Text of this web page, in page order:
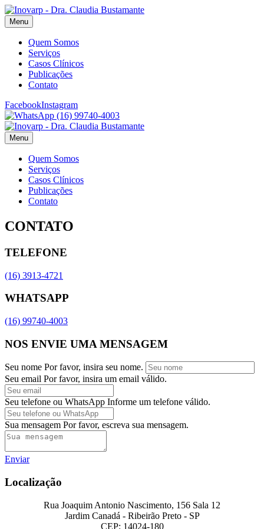
Menu
Quem Somos
Serviços
Casos Clínicos
Publicações
Contato
FacebookInstagram
(16) 99740-4003
Menu
Quem Somos
Serviços
Casos Clínicos
Publicações
Contato
CONTATO
TELEFONE
(16) 3913-4721
WHATSAPP
(16) 99740-4003
NOS ENVIE UMA MENSAGEM
Seu nome Por favor, insira seu nome.
Seu email Por favor, insira um email válido.
Seu telefone ou WhatsApp Informe um telefone válido.
Sua mensagem Por favor, escreva sua mensagem.
Enviar
Localização
Rua Joaquim Antonio Nascimento, 156 Sala 12
Jardim Canadá - Ribeirão Preto - SP
CEP: 14024-180